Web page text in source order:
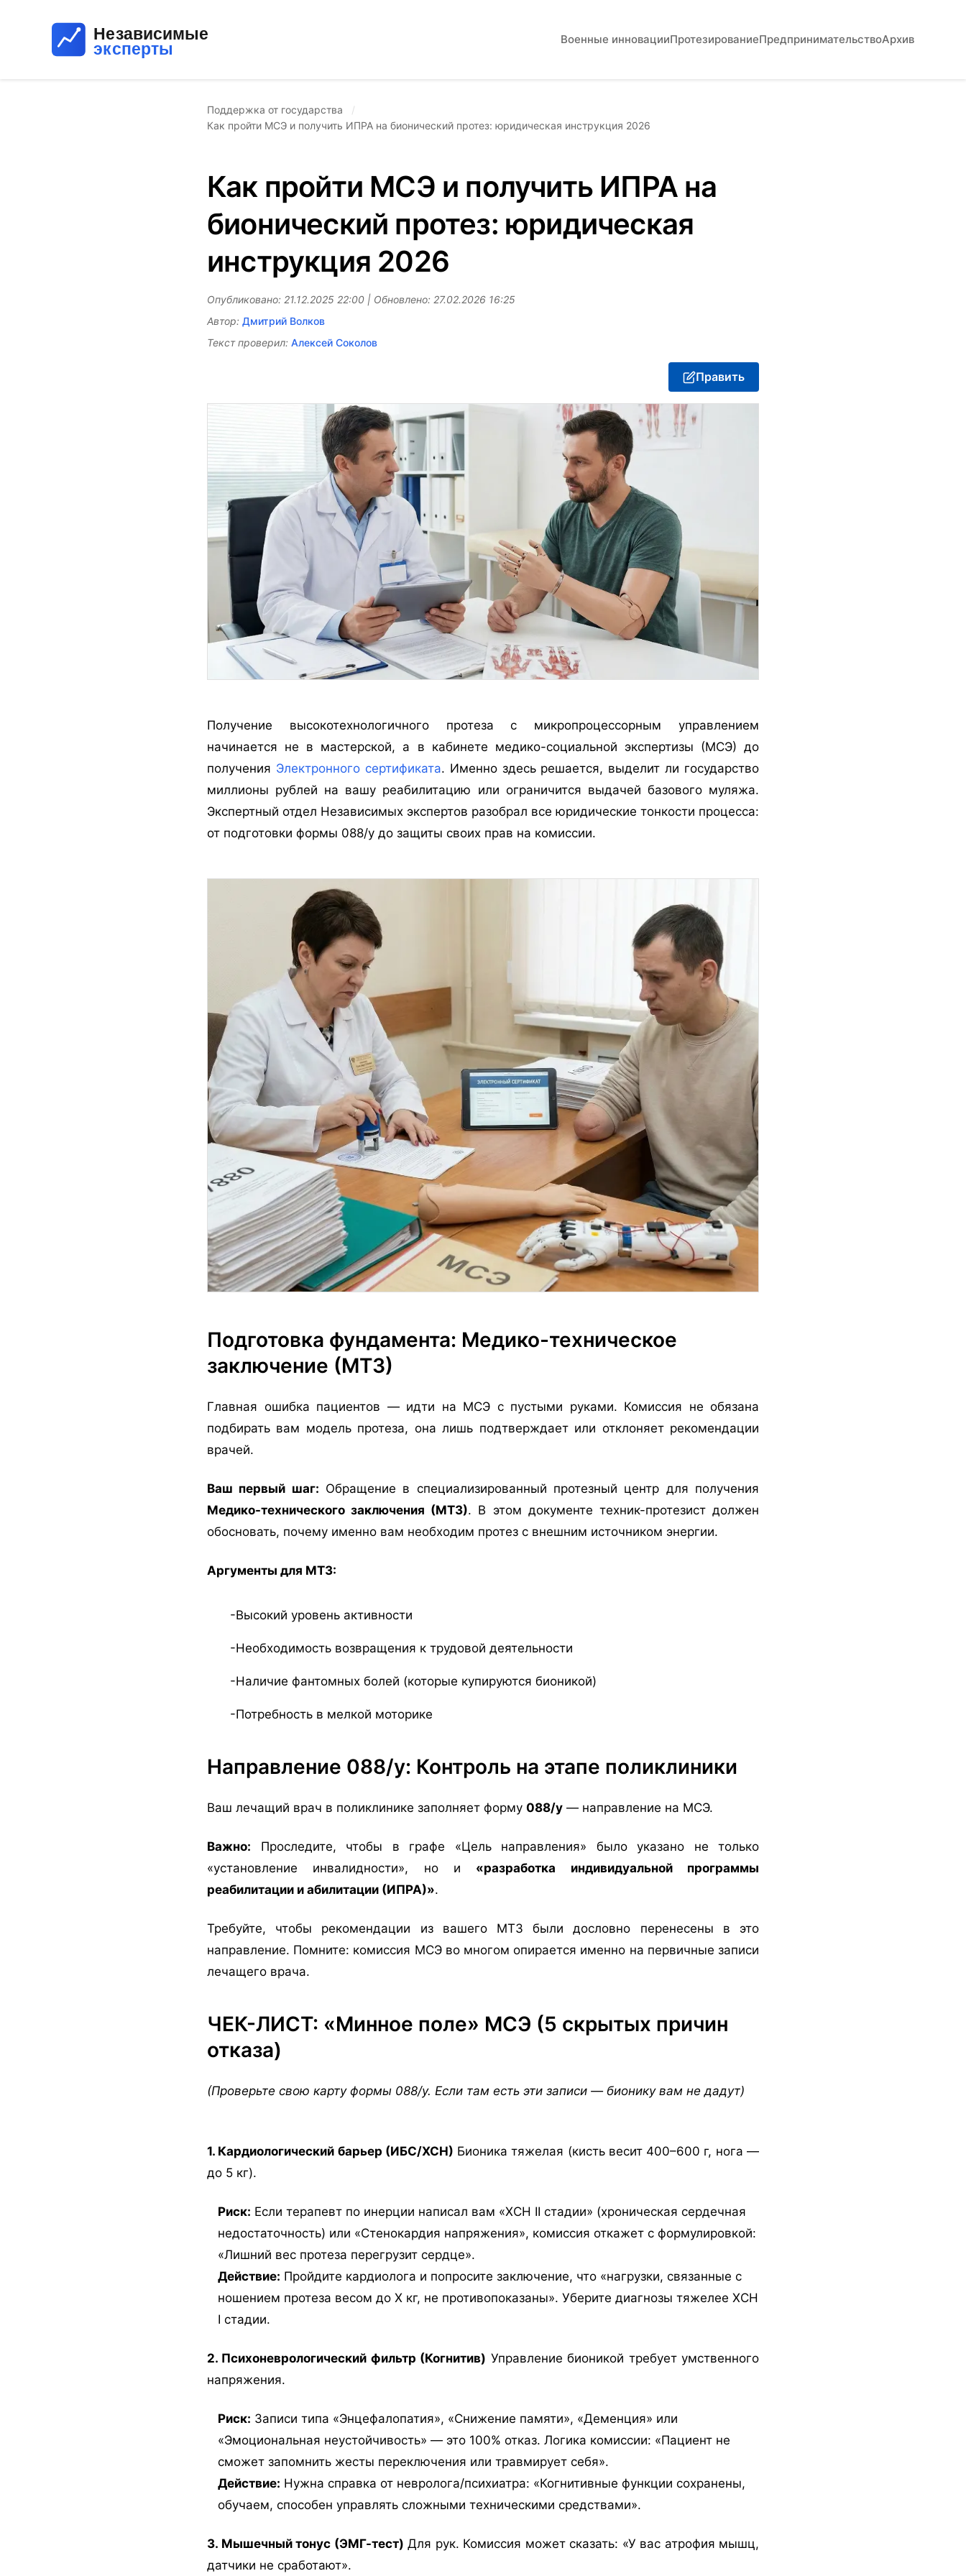
Военные инновацииПротезированиеПредпринимательствоАрхив
Поддержка от государства
Как пройти МСЭ и получить ИПРА на бионический протез: юридическая инструкция 2026
Как пройти МСЭ и получить ИПРА на
бионический протез: юридическая
инструкция 2026
Опубликовано: 21.12.2025 22:00 | Обновлено: 27.02.2026 16:25
Автор: Дмитрий Волков
Текст проверил: Алексей Соколов
Править
Получение высокотехнологичного протеза с микропроцессорным управлением
начинается не в мастерской, а в кабинете медико-социальной экспертизы (МСЭ) до
получения Электронного сертификата. Именно здесь решается, выделит ли государство
миллионы рублей на вашу реабилитацию или ограничится выдачей базового муляжа.
Экспертный отдел Независимых экспертов разобрал все юридические тонкости процесса:
от подготовки формы 088/у до защиты своих прав на комиссии.
Подготовка фундамента: Медико-техническое
заключение (МТЗ)
Главная ошибка пациентов — идти на МСЭ с пустыми руками. Комиссия не обязана
подбирать вам модель протеза, она лишь подтверждает или отклоняет рекомендации
врачей.
Ваш первый шаг: Обращение в специализированный протезный центр для получения
Медико-технического заключения (МТЗ). В этом документе техник-протезист должен
обосновать, почему именно вам необходим протез с внешним источником энергии.
Аргументы для МТЗ:
-Высокий уровень активности
-Необходимость возвращения к трудовой деятельности
-Наличие фантомных болей (которые купируются бионикой)
-Потребность в мелкой моторике
Направление 088/у: Контроль на этапе поликлиники
Ваш лечащий врач в поликлинике заполняет форму 088/у — направление на МСЭ.
Важно: Проследите, чтобы в графе «Цель направления» было указано не только
«установление инвалидности», но и «разработка индивидуальной программы
реабилитации и абилитации (ИПРА)».
Требуйте, чтобы рекомендации из вашего МТЗ были дословно перенесены в это
направление. Помните: комиссия МСЭ во многом опирается именно на первичные записи
лечащего врача.
ЧЕК-ЛИСТ: «Минное поле» МСЭ (5 скрытых причин
отказа)
(Проверьте свою карту формы 088/у. Если там есть эти записи — бионику вам не дадут)
1. Кардиологический барьер (ИБС/ХСН) Бионика тяжелая (кисть весит 400–600 г, нога —
до 5 кг).
Риск: Если терапевт по инерции написал вам «ХСН II стадии» (хроническая сердечная
недостаточность) или «Стенокардия напряжения», комиссия откажет с формулировкой:
«Лишний вес протеза перегрузит сердце».
Действие: Пройдите кардиолога и попросите заключение, что «нагрузки, связанные с
ношением протеза весом до Х кг, не противопоказаны». Уберите диагнозы тяжелее ХСН
I стадии.
2. Психоневрологический фильтр (Когнитив) Управление бионикой требует умственного
напряжения.
Риск: Записи типа «Энцефалопатия», «Снижение памяти», «Деменция» или
«Эмоциональная неустойчивость» — это 100% отказ. Логика комиссии: «Пациент не
сможет запомнить жесты переключения или травмирует себя».
Действие: Нужна справка от невролога/психиатра: «Когнитивные функции сохранены,
обучаем, способен управлять сложными техническими средствами».
3. Мышечный тонус (ЭМГ-тест) Для рук. Комиссия может сказать: «У вас атрофия мышц,
датчики не сработают».